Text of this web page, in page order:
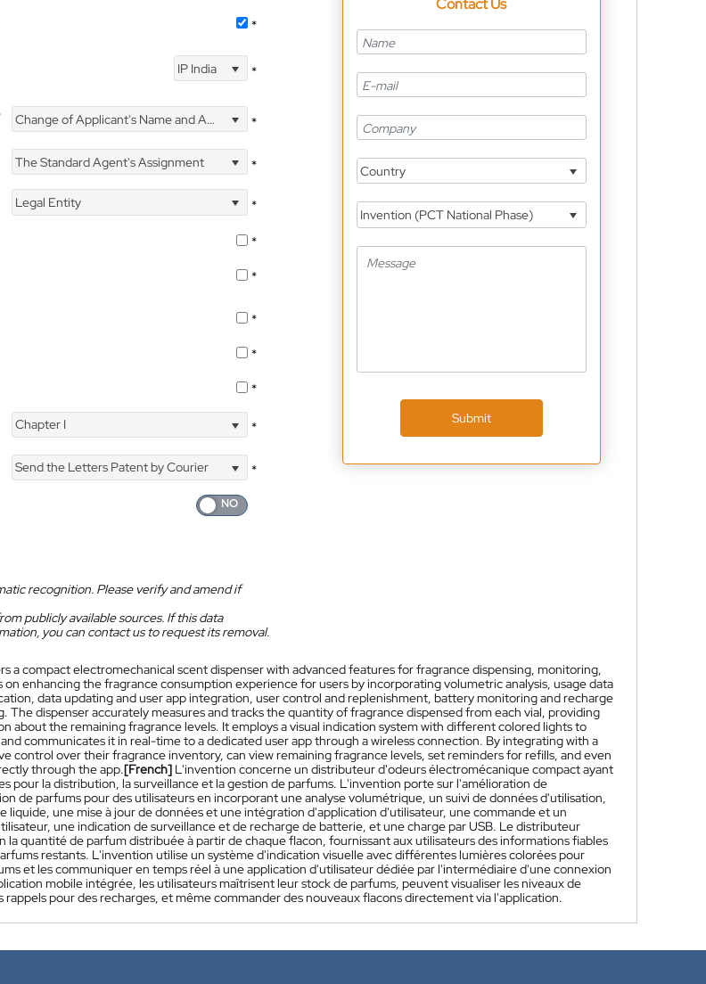
*
IP India *
Change of Applicant's Name and Address *
The Standard Agent's Assignment
*
Legal Entity
*
*
*
*
*
*
Chapter I *
Send the Letters Patent by Courier
*
recognition. Please verify and amend if
publicly available sources. If this data
you can contact us to request its removal.
Contact Us
Country
Invention (PCT National Phase)
Submit
a compact electromechanical scent dispenser with advanced features for fragrance dispensing, monitoring,
enhancing the fragrance consumption experience for users by incorporating volumetric analysis, usage data
data updating and user app integration, user control and replenishment, battery monitoring and recharge
The dispenser accurately measures and tracks the quantity of fragrance dispensed from each vial, providing
about the remaining fragrance levels. It employs a visual indication system with different colored lights to
communicates it in real-time to a dedicated user app through a wireless connection. By integrating with a
control over their fragrance inventory, can view remaining fragrance levels, set reminders for refills, and even
through the app.[French] L'invention concerne un distributeur d'odeurs électromécanique compact ayant
pour la distribution, la surveillance et la gestion de parfums. L'invention porte sur l'amélioration de
de parfums pour des utilisateurs en incorporant une analyse volumétrique, un suivi de données d'utilisation,
liquide, une mise à jour de données et une intégration d'application d'utilisateur, une commande et un
une indication de surveillance et de recharge de batterie, et une charge par USB. Le distributeur
la quantité de parfum distribuée à partir de chaque flacon, fournissant aux utilisateurs des informations fiables
restants. L'invention utilise un système d'indication visuelle avec différentes lumières colorées pour
et les communiquer en temps réel à une application d'utilisateur dédiée par l'intermédiaire d'une connexion
mobile intégrée, les utilisateurs maîtrisent leur stock de parfums, peuvent visualiser les niveaux de
pour des recharges, et même commander des nouveaux flacons directement via l'application.